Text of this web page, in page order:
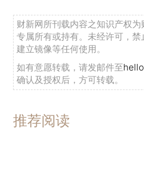
财新网所刊载内容之知识产权
专属所有或持有。未经许可，
建立镜像等任何使用。
如有意愿转载，请发邮件至
确认及授权后，方可转载。
推荐阅读